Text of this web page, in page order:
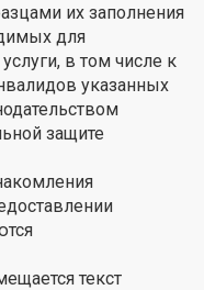
их заполнения
для
в том числе к
указанных
защите
текст